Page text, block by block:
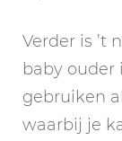
Verder is ’t
baby ouder
gebruiken
waarbij je